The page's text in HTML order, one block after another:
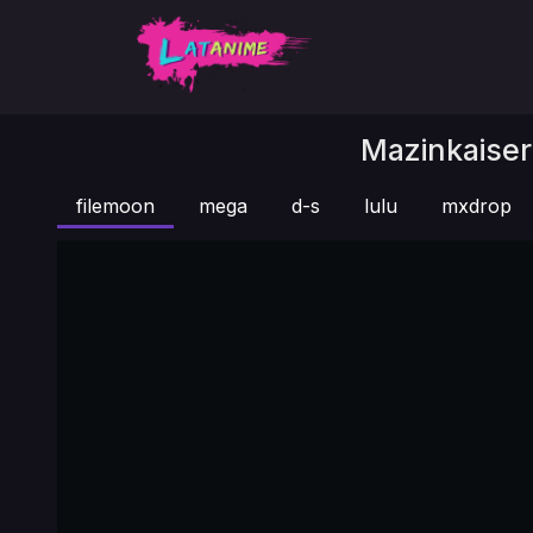
filemoon mega d-s lulu mxdrop